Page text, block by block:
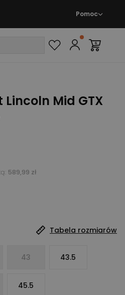
Pomoc
Mid GTX
589,99 zł
Tabela rozmiarów
43 43.5
45.5